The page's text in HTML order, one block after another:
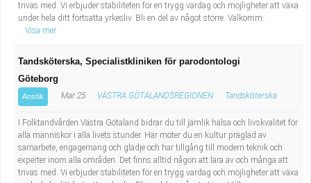
trivas med. Vi erbjuder stabiliteten för en trygg vardag och möjligheter att växa
under hela ditt fortsatta yrkesliv. Bli en del av något större. Välkomm...
Visa mer
Tandsköterska, Specialistkliniken för parodontologi
Göteborg
Ansök Mar 25 VÄSTRA GÖTALANDSREGIONEN Tandsköterska
I Folktandvården Västra Götaland bidrar du till jämlik hälsa och livskvalitet för
alla människor i alla livets stunder. Här möter du en kultur präglad av
samarbete, engagemang och glädje och har tillgång till modern teknik och
experter inom alla områden. Det finns alltid någon att lära av och många att
trivas med. Vi erbjuder stabiliteten för en trygg vardag och möjligheter att växa